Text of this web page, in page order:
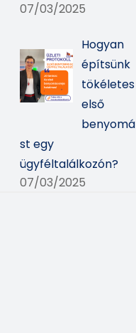
07/03/2025
Hogyan
építsünk
tökéletes
első
benyomá
st egy
ügyféltalálkozón?
07/03/2025